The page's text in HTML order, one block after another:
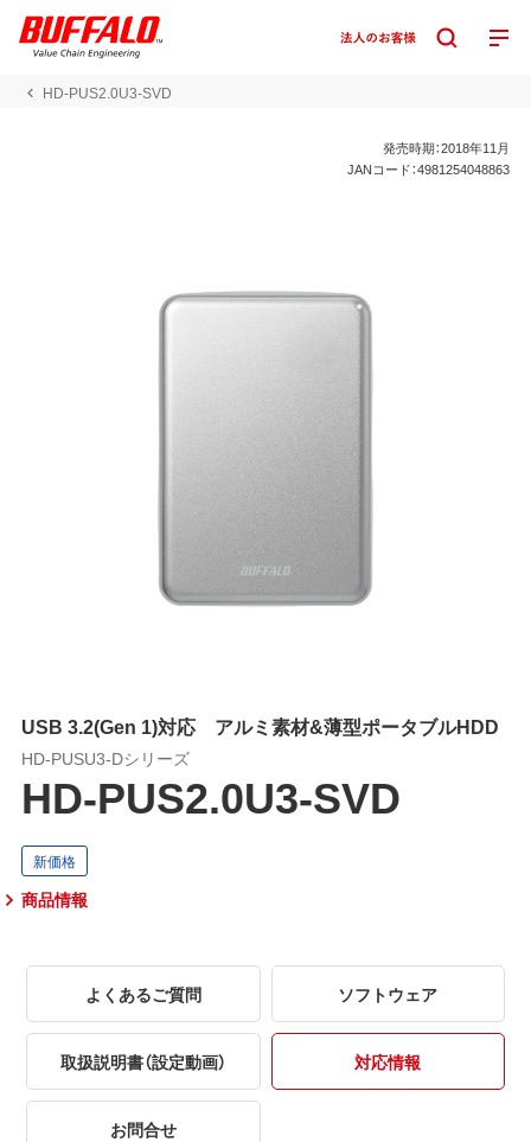
HD-PUS2.0U3-SVD
発売時期：2018年11月
JANコード：4981254048863
USB 3.2(Gen 1)対応 アルミ素材&薄型ポータブルHDD
HD-PUSU3-Dシリーズ
HD-PUS2.0U3-SVD
商品情報
よくあるご質問 ソフトウェア
取扱説明書（設定動画） 対応情報
お問合せ